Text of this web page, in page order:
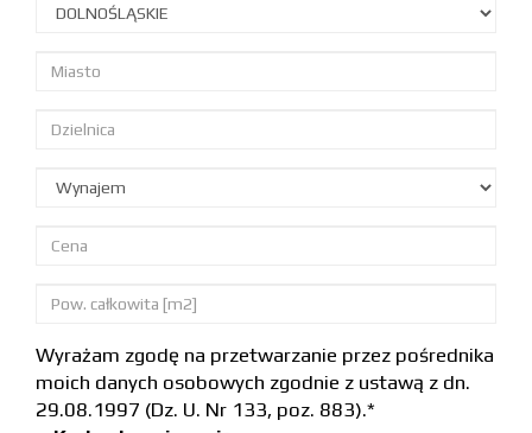
Wyrażam zgodę na przetwarzanie przez pośrednika
moich danych osobowych zgodnie z ustawą z dn.
29.08.1997 (Dz. U. Nr 133, poz. 883).*